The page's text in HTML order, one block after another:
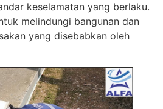
keselamatan yang berlaku.
melindungi bangunan dan
yang disebabkan oleh